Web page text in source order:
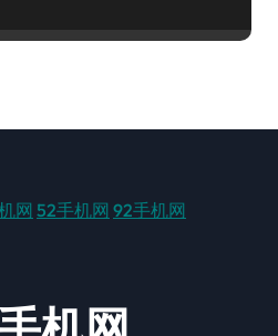
网 52手机网 92手机网